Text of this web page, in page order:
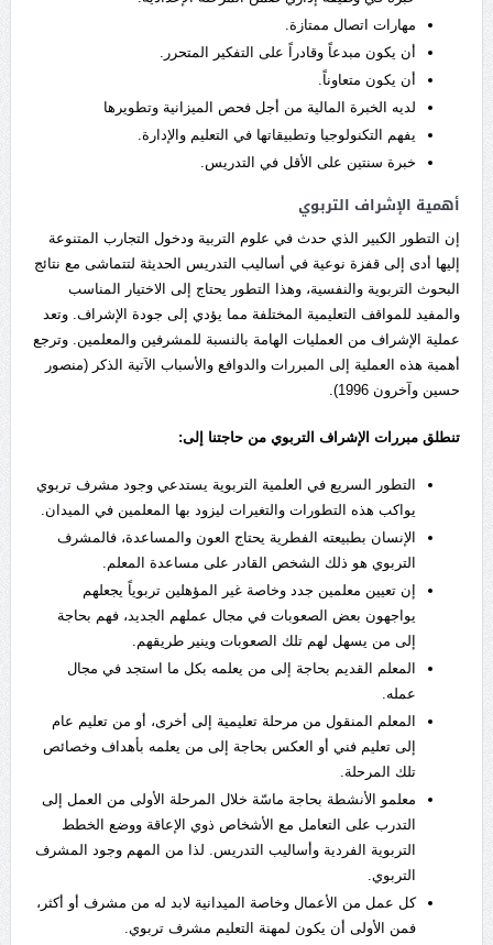
مهارات اتصال ممتازة.
أن يكون مبدعاً وقادراً على التفكير المتحرر.
أن يكون متعاوناً.
لديه الخبرة المالية من أجل فحص الميزانية وتطويرها
يفهم التكنولوجيا وتطبيقاتها في التعليم والإدارة.
خبرة سنتين على الأقل في التدريس.
أهمية الإشراف التربوي
إن التطور الكبير الذي حدث في علوم التربية ودخول التجارب المتنوعة
إليها أدى إلى قفزة نوعية في أساليب التدريس الحديثة لتتماشى مع نتائج
البحوث التربوية والنفسية، وهذا التطور يحتاج إلى الاختيار المناسب
والمفيد للمواقف التعليمية المختلفة مما يؤدي إلى جودة الإشراف. وتعد
عملية الإشراف من العمليات الهامة بالنسبة للمشرفين والمعلمين. وترجع
أهمية هذه العملية إلى المبررات والدوافع والأسباب الاَتية الذكر (منصور
حسين وآخرون 1996).
تنطلق مبررات الإشراف التربوي من حاجتنا إلى:
التطور السريع في العلمية التربوية يستدعي وجود مشرف تربوي
يواكب هذه التطورات والتغيرات ليزود بها المعلمين في الميدان.
الإنسان بطبيعته الفطرية يحتاج العون والمساعدة، فالمشرف
التربوي هو ذلك الشخص القادر على مساعدة المعلم.
إن تعيين معلمين جدد وخاصة غير المؤهلين تربوياً يجعلهم
يواجهون بعض الصعوبات في مجال عملهم الجديد، فهم بحاجة
إلى من يسهل لهم تلك الصعوبات وينير طريقهم.
المعلم القديم بحاجة إلى من يعلمه بكل ما استجد في مجال
عمله.
المعلم المنقول من مرحلة تعليمية إلى أخرى، أو من تعليم عام
إلى تعليم فني أو العكس بحاجة إلى من يعلمه بأهداف وخصائص
تلك المرحلة.
معلمو الأنشطة بحاجة ماسّة خلال المرحلة الأولى من العمل إلى
التدرب على التعامل مع الأشخاص ذوي الإعاقة ووضع الخطط
التربوية الفردية وأساليب التدريس. لذا من المهم وجود المشرف
التربوي.
كل عمل من الأعمال وخاصة الميدانية لابد له من مشرف أو أكثر،
فمن الأولى أن يكون لمهنة التعليم مشرف تربوي.